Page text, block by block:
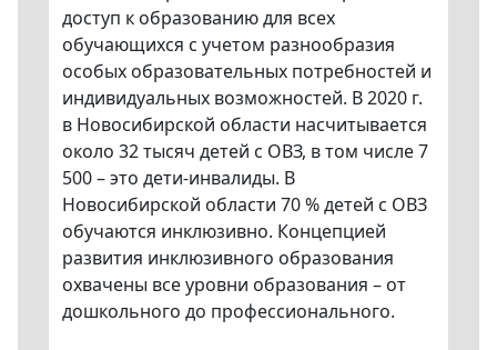
доступ к образованию для всех
обучающихся с учетом разнообразия
особых образовательных потребностей и
индивидуальных возможностей. В 2020 г.
в Новосибирской области насчитывается
около 32 тысяч детей с ОВЗ, в том числе 7
500 – это дети-инвалиды. В
Новосибирской области 70 % детей с ОВЗ
обучаются инклюзивно. Концепцией
развития инклюзивного образования
охвачены все уровни образования – от
дошкольного до профессионального.